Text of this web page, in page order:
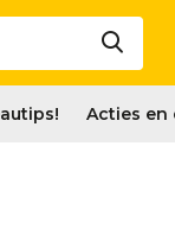
Acties en